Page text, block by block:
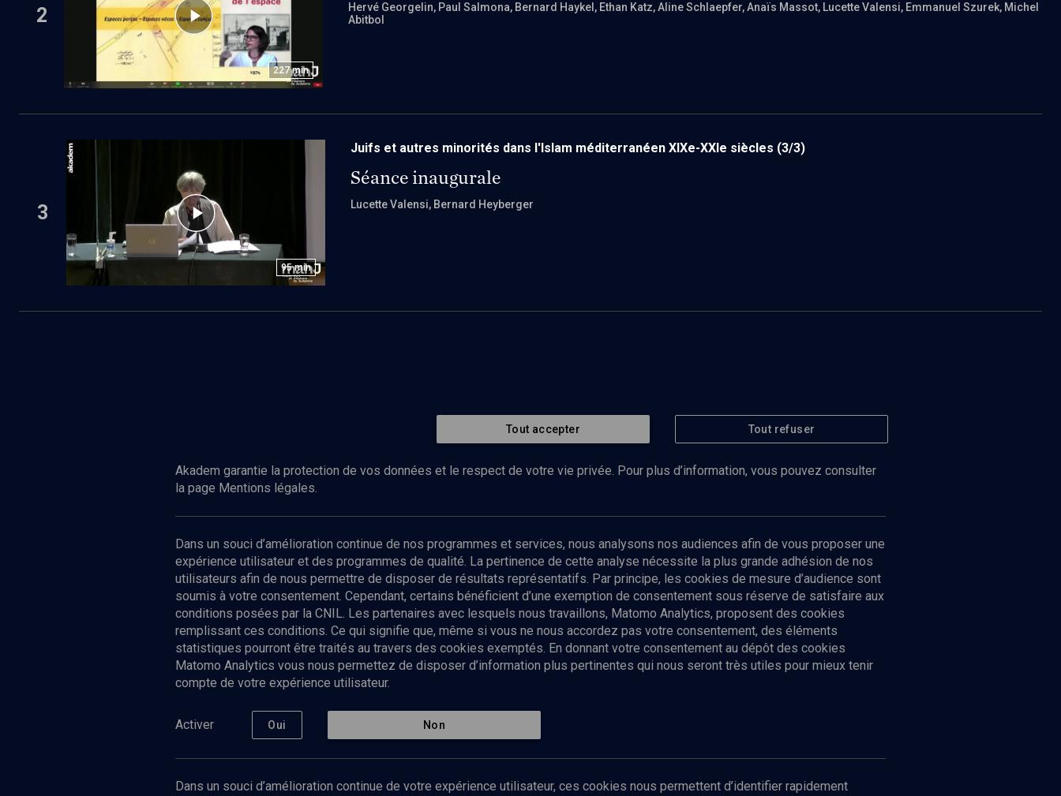
2
227 min
Hervé Georgelin, Paul Salmona, Bernard Haykel , Ethan Katz, Aline Schlaepfer, Anaïs Massot, Lucette Valensi, Emmanuel Szurek, Michel
Abitbol
3
95 min
Juifs et autres minorités dans l'Islam méditerranéen XIXe-XXIe siècles (3/3)
Séance inaugurale
Lucette Valensi, Bernard Heyberger
Abonnez-vous à notre newsletter
Envoyer
Nos Chaines
Culture
Limoud
Université
Politique de protection des données
personnelles
Mentions légales
Tout accepter Tout refuser
Akadem garantie la protection de vos données et le respect de votre vie privée. Pour plus d’information, vous pouvez consulter
la page Mentions légales.
Dans un souci d’amélioration continue de nos programmes et services, nous analysons nos audiences afin de vous proposer une
expérience utilisateur et des programmes de qualité. La pertinence de cette analyse nécessite la plus grande adhésion de nos
utilisateurs afin de nous permettre de disposer de résultats représentatifs. Par principe, les cookies de mesure d’audience sont
soumis à votre consentement. Cependant, certains bénéficient d’une exemption de consentement sous réserve de satisfaire aux
conditions posées par la CNIL. Les partenaires avec lesquels nous travaillons, Matomo Analytics, proposent des cookies
remplissant ces conditions. Ce qui signifie que, même si vous ne nous accordez pas votre consentement, des éléments
statistiques pourront être traités au travers des cookies exemptés. En donnant votre consentement au dépôt des cookies
Matomo Analytics vous nous permettez de disposer d’information plus pertinentes qui nous seront très utiles pour mieux tenir
compte de votre expérience utilisateur.
Activer Oui Non
Dans un souci d’amélioration continue de votre expérience utilisateur, ces cookies nous permettent d’identifier rapidement